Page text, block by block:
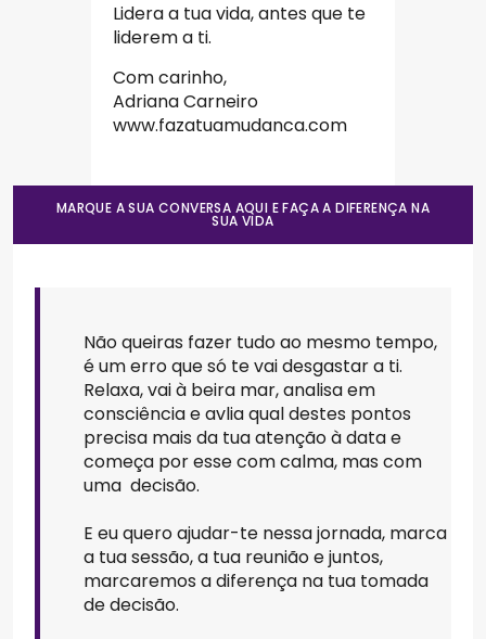
Lidera a tua vida, antes que te
liderem a ti.
Com carinho,
Adriana Carneiro
www.fazatuamudanca.com
MARQUE A SUA CONVERSA AQUI E FAÇA A DIFERENÇA NA
SUA VIDA
Não queiras fazer tudo ao mesmo tempo,
é um erro que só te vai desgastar a ti.
Relaxa, vai à beira mar, analisa em
consciência e avlia qual destes pontos
precisa mais da tua atenção à data e
começa por esse com calma, mas com
uma decisão.
E eu quero ajudar-te nessa jornada, marca
a tua sessão, a tua reunião e juntos,
marcaremos a diferença na tua tomada
de decisão.